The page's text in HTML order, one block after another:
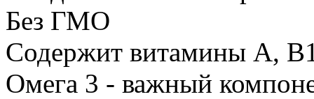
Без ГМО
Содержит витамины А,
Омега 3 - важный